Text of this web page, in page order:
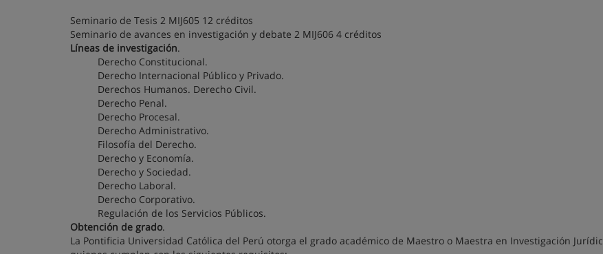
Seminario de Tesis 2 MIJ605 12 créditos
Seminario de avances en investigación y debate 2 MIJ606 4 créditos
Líneas de investigación.
Derecho Constitucional.
Derecho Internacional Público y Privado.
Derechos Humanos. Derecho Civil.
Derecho Penal.
Derecho Procesal.
Derecho Administrativo.
Filosofía del Derecho.
Derecho y Economía.
Derecho y Sociedad.
Derecho Laboral.
Derecho Corporativo.
Regulación de los Servicios Públicos.
Obtención de grado.
La Pontificia Universidad Católica del Perú otorga el grado académico de Maestro o Maestra en Investigación